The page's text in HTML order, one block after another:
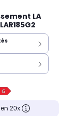
LA
en 20x